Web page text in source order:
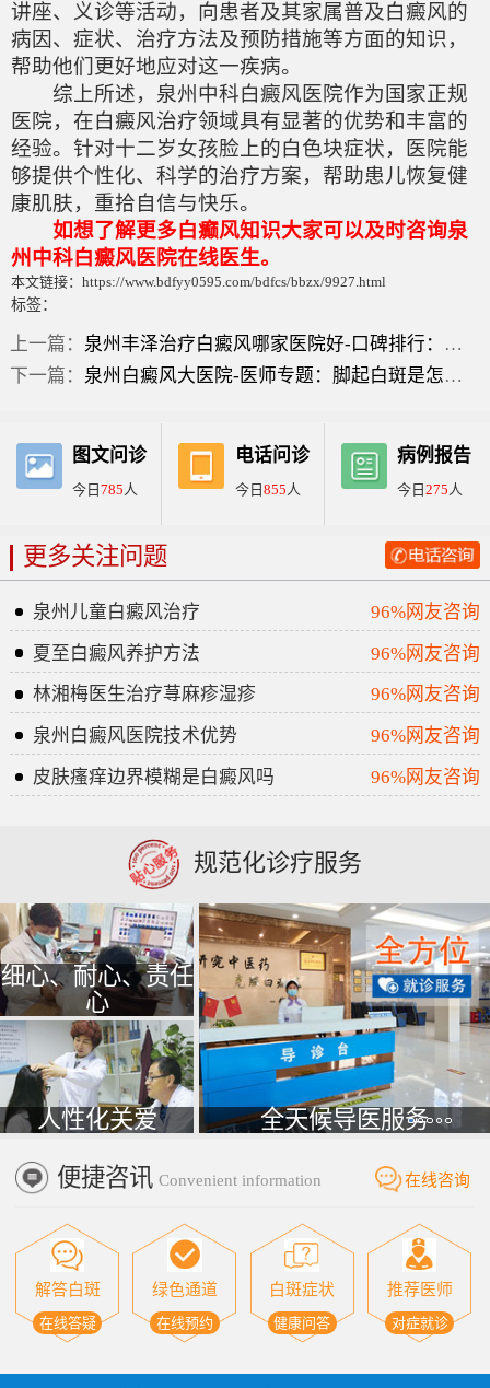
讲座、义诊等活动，向患者及其家属普及白癜风的
病因、症状、治疗方法及预防措施等方面的知识，
帮助他们更好地应对这一疾病。
综上所述，泉州中科白癜风医院作为国家正规
医院，在白癜风治疗领域具有显著的优势和丰富的
经验。针对十二岁女孩脸上的白色块症状，医院能
够提供个性化、科学的治疗方案，帮助患儿恢复健
康肌肤，重拾自信与快乐。
如想了解更多白癫风知识大家可以及时咨询泉
州中科白癜风医院在线医生。
本文链接：https://www.bdfyy0595.com/bdfcs/bbzx/9927.html
标签：
上一篇： 泉州丰泽治疗白癜风哪家医院好-口碑排行：患泛发型白癜风症状怎样去治疗好呢？
下一篇： 泉州白癜风大医院-医师专题：脚起白斑是怎回事？
图文问诊
今日785人
电话问诊
今日 855人
病例报告
今日275人
更多关注问题
泉州儿童白癜风治疗
96%网友咨询
夏至白癜风养护方法
96%网友咨询
林湘梅医生治疗荨麻疹湿疹
96%网友咨询
泉州白癜风医院技术优势
96%网友咨询
皮肤瘙痒边界模糊是白癜风吗
96%网友咨询
规范化诊疗服务
细心、耐心、责任
心
人性化关爱 全天候导医服务
便捷咨讯 Convenient information 在线咨询
解答白斑
在线答疑
绿色通道
在线预约
白斑症状
健康问答
推荐医师
对症就诊